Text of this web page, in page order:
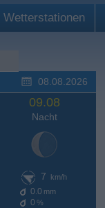
Wetterstationen
08.08.2026
09.08
Nacht
7 km/h
0.0 mm
0 %